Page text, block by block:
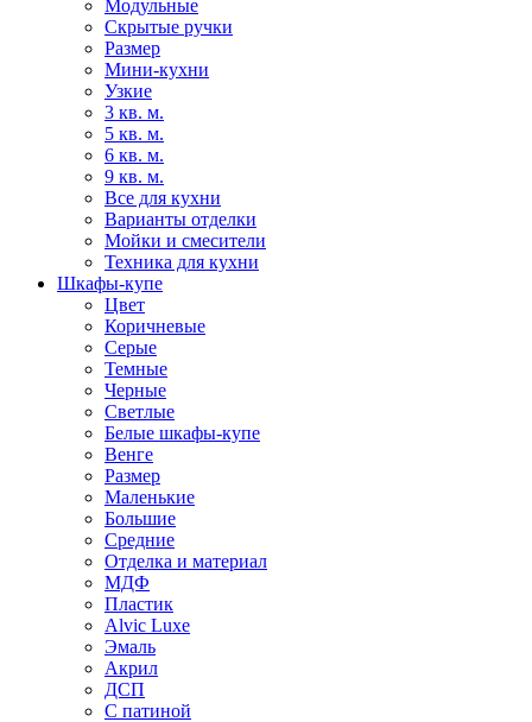
Модульные
Скрытые ручки
Размер
Мини-кухни
Узкие
3 кв. м.
5 кв. м.
6 кв. м.
9 кв. м.
Все для кухни
Варианты отделки
Мойки и смесители
Техника для кухни
Шкафы-купе
Цвет
Коричневые
Серые
Темные
Черные
Светлые
Белые шкафы-купе
Венге
Размер
Маленькие
Большие
Средние
Отделка и материал
МДФ
Пластик
Alvic Luxe
Эмаль
Акрил
ДСП
С патиной